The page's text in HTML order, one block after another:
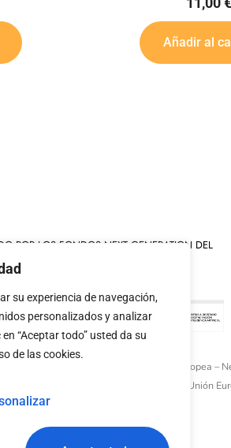
su experiencia de navegación,
personalizados y analizar
“Aceptar todo” usted da su
de las cookies.
al carrito
POR LOS FONDOS NEXT GENERATION DEL
Y RESILIENCIA
«Financiado por la Unión Europea
necesariamente los de la Unión